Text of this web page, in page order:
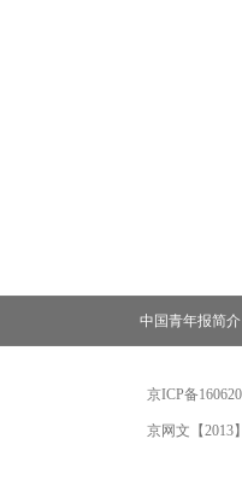
中国青年报简介
京ICP备
京网文【2013